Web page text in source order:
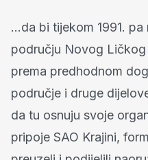
…da bi tijekom 1991. pa
području Novog Ličkog
prema predhodnom
područje i druge
da tu osnuju svoje
pripoje SAO Krajini,